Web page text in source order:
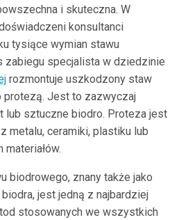
i skuteczna. W
konsultanci
tysiące wymian stawu
zabiegu specjalista w dziedzinie
rozmontuje uszkodzony staw
Jest to zazwyczaj
lub sztuczne biodro. Proteza jest
metalu, ceramiki, plastiku lub
biodrowego, znany także jako
jest jedną z najbardziej
stosowanych we wszystkich